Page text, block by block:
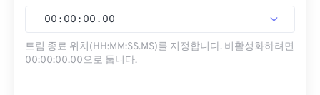
00 : 00 : 00 . 00
트림 종료 위치(HH:MM:SS.MS)를 지정합니다. 비활성화하려면
00:00:00.00으로 둡니다.